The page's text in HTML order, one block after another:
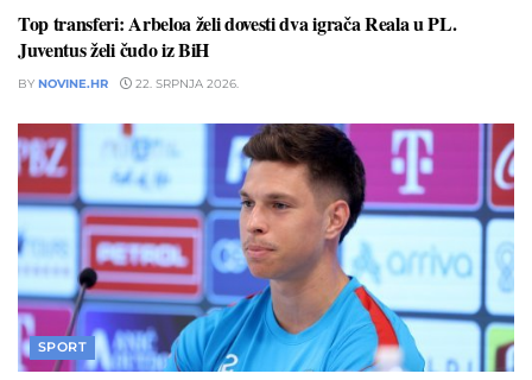
Top transferi: Arbeloa želi dovesti dva igrača Reala u PL.
Juventus želi čudo iz BiH
BY NOVINE.HR 22. SRPNJA 2026.
SPORT